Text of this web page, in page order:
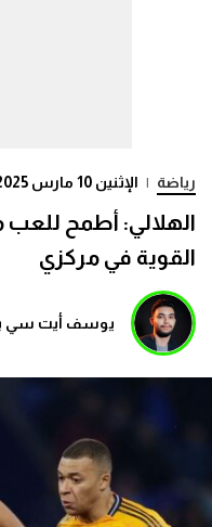
رياضة | الإثنين 10 مارس 2025 - 14:05
الهلالي: أطمح
القوية في مركزي
يوسف أيت سي